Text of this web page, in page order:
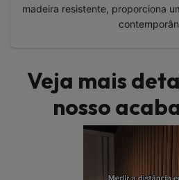
madeira resistente, proporciona
Veja mais
nosso